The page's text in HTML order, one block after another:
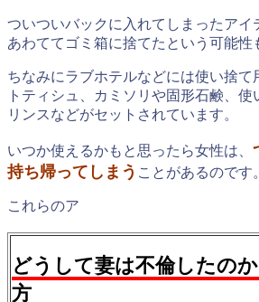
ついついバックに入れてしまったアイ
あわててゴミ箱に捨てたという可能性
ちなみにラブホテルなどには使い捨て
トティシュ、カミソリや固形石鹸、
リンスなどがセットされています。
いつか使えるかもと思ったら女性は、
持ち帰ってしまう ことがあるのです。
これらのア
どうして妻は不倫したの
方